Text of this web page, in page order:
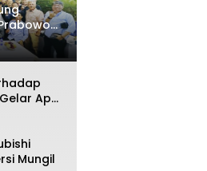
Apel
di
Mungil